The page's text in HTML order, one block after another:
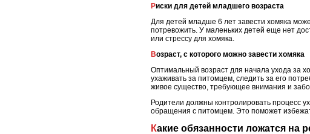
Риски для детей младшего возраста
Для детей младше 6 лет завести хомяка
потревожить. У маленьких детей еще нет
или стрессу для хомяка.
Возраст, с которого можно завести хомяка
Оптимальный возраст для начала ухода за
ухаживать за питомцем, следить за его
живое существо, требующее внимания и
Родители должны контролировать процесс
обращения с питомцем. Это поможет
Какие обязанности ложатся на